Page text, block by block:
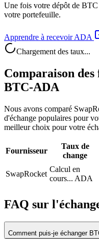
Une fois votre dépôt de
votre portefeuille.
Apprendre à recevoir ADA
Chargement des taux...
Comparaison
BTC-ADA
Nous avons comparé
d'échange populaires pour
meilleur choix pour votre
Fournisseur
Taux de
change
SwapRocket
Calcul en
cours... ADA
FAQ sur
Comment puis-je échanger